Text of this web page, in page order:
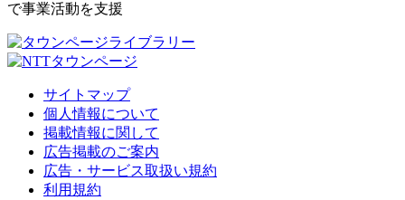
で事業活動を支援
サイトマップ
個人情報について
掲載情報に関して
広告掲載のご案内
広告・サービス取扱い規約
利用規約